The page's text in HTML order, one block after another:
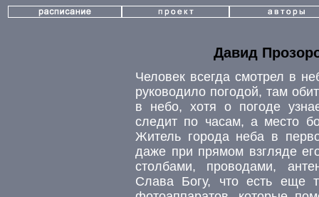
Давид
Человек всегда смотрел в
руководило погодой, там
в небо, хотя о погоде
следит по часам, а место
Житель города неба в
даже при прямом взгляде
столбами, проводами,
Слава Богу, что есть еще